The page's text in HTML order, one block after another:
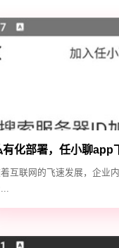
有化部署，任小聊app
着互联网的飞速发展，企业